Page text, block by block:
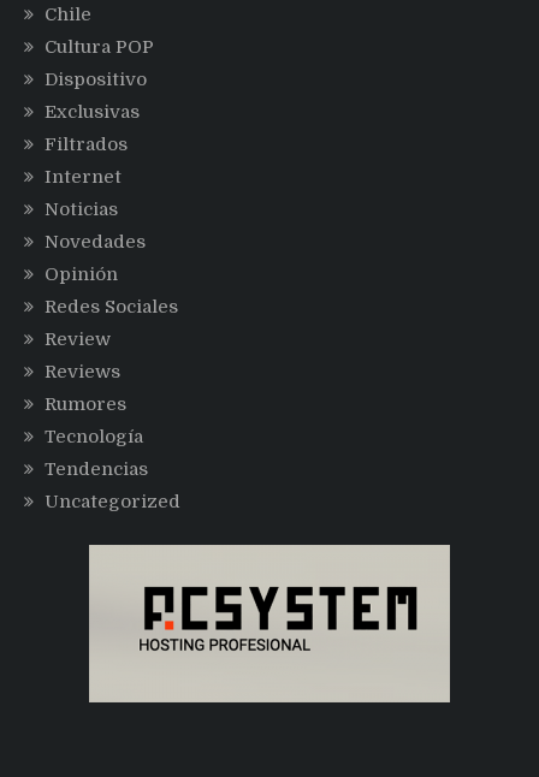
Chile
Cultura POP
Dispositivo
Exclusivas
Filtrados
Internet
Noticias
Novedades
Opinión
Redes Sociales
Review
Reviews
Rumores
Tecnología
Tendencias
Uncategorized